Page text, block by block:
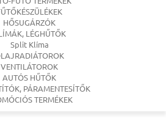
HŐSUGÁRZÓK
LÉGHŰTŐK
Split Klíma
VENTILÁTOROK
AUTÓS HŰTŐK
PÁRAMENTESÍTŐK
TERMÉKEK